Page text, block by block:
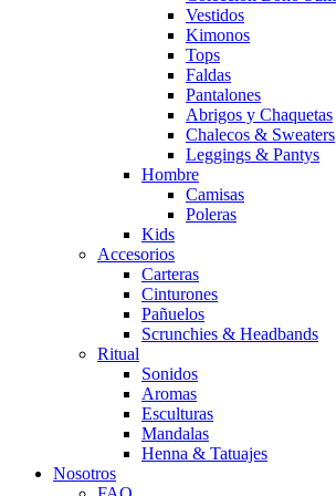
Vestidos
Kimonos
Tops
Faldas
Pantalones
Abrigos y Chaquetas
Chalecos & Sweaters
Leggings & Pantys
Hombre
Camisas
Poleras
Kids
Accesorios
Carteras
Cinturones
Pañuelos
Scrunchies & Headbands
Ritual
Sonidos
Aromas
Esculturas
Mandalas
Henna & Tatuajes
Nosotros